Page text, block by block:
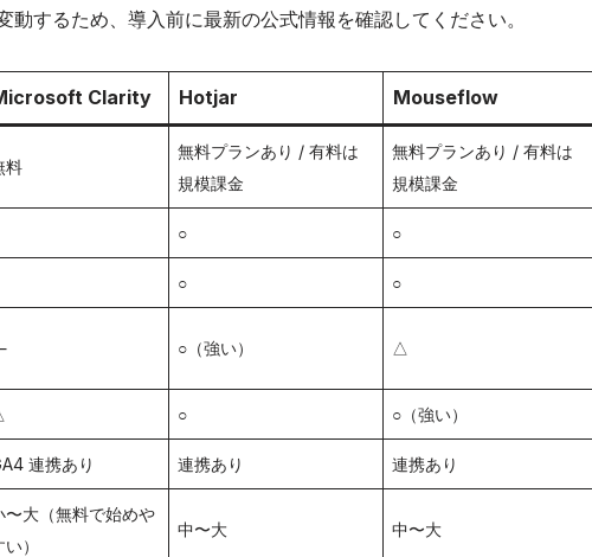
動するため、導入前に最新の公式情報を確認してください。
Clarity Hotjar Mouseflow
料
無料プランあり / 有料は
規模課金
無料プランあり / 有料は
規模課金
○ ○
○ ○
○（強い） △
○ ○（強い）
連携あり 連携あり 連携あり
〜大（無料で始めや
）
中〜大 中〜大